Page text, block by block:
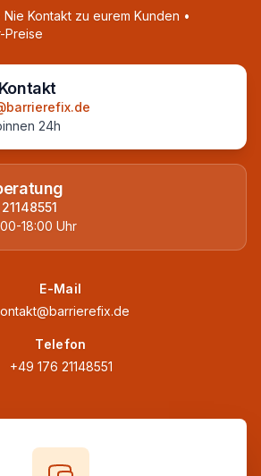
Kontakt zu eurem Kunden •
Preise
24h
18:00 Uhr
E-Mail
Telefon
+49 176 21148551